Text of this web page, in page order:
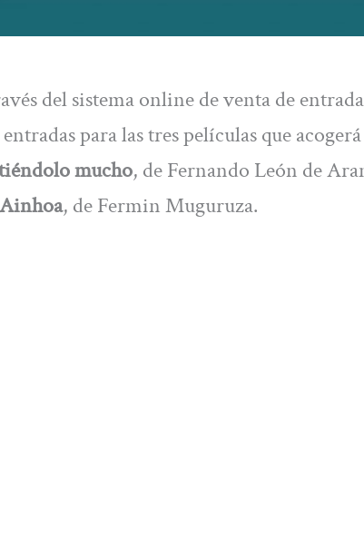
del sistema online de venta de
para las tres películas que
mucho, de Fernando León de
, de Fermin Muguruza.